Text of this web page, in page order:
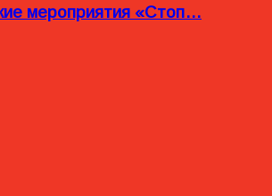
мероприятия «Стоп…